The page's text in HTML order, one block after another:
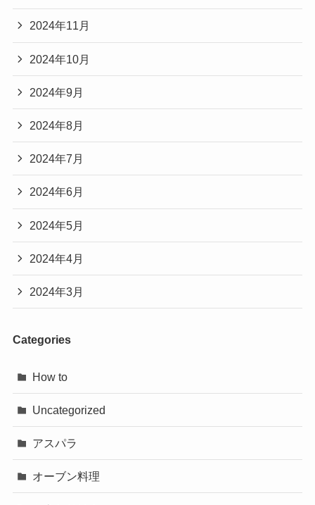
2024年11月
2024年10月
2024年9月
2024年8月
2024年7月
2024年6月
2024年5月
2024年4月
2024年3月
Categories
How to
Uncategorized
アスパラ
オーブン料理